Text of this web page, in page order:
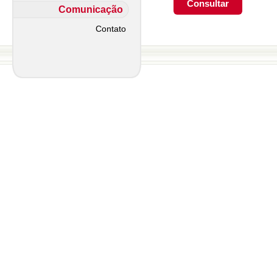
Comunicação
Contato